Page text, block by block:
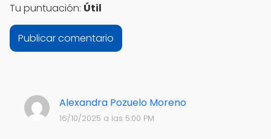
Alexandra Pozuelo Moreno
16/10/2025 a las 5:00 PM
Tu puntuación: Útil